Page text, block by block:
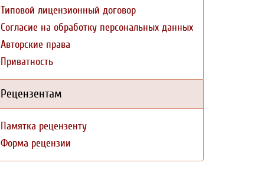
Типовой лицензионный договор
Согласие на обработку персональных данных
Авторские права
Приватность
Рецензентам
Памятка рецензенту
Форма рецензии